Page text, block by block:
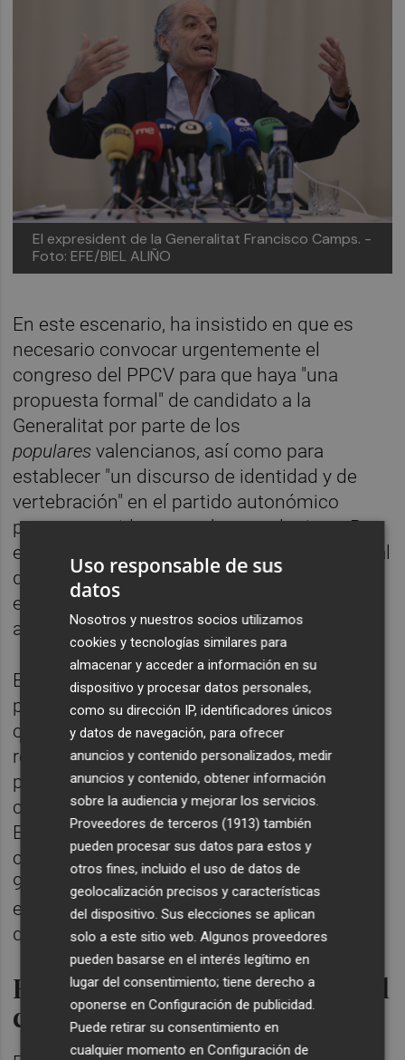
El expresident de la Generalitat Francisco Camps. -
Foto: EFE/BIEL ALIÑO
En este escenario, ha insistido en que es
necesario convocar urgentemente el
congreso del PPCV para que haya "una
propuesta formal" de candidato a la
Generalitat por parte de los
popularesvalencianos, así como para
establecer "un discurso de identidad y de
vertebración" en el partido autonómico
porque considera que ahora no lo tiene. Por
ello, Camps ha pedido a la dirección nacional
del partido que no deje "inerme, sin
estructura ni organización" al PP
autonómico.
El expresidente ha asegurado que está
preparado para la convocatoria de un
congreso y que ya ha logrado el suficiente
respaldo "con nombres y apellidos" como
para poder optar al 80% de los
compromisarios en un eventual congreso.
En este sentido, ha planteado que, si el
congreso acaba estando formado por unos
900 compromisarios, alrededor del 80% de
esta cifra podría cubrirse con candidatos
que apoyasen a Francisco Camps.
Reconoce que podría perder el
congreso
Uso responsable de sus
datos
Nosotros y nuestros socios utilizamos
cookies y tecnologías similares para
almacenar y acceder a información en su
dispositivo y procesar datos personales,
como su dirección IP, identificadores únicos
y datos de navegación, para ofrecer
anuncios y contenido personalizados, medir
anuncios y contenido, obtener información
sobre la audiencia y mejorar los servicios.
Proveedores de terceros (1913) también
pueden procesar sus datos para estos y
otros fines, incluido el uso de datos de
geolocalización precisos y características
del dispositivo. Sus elecciones se aplican
solo a este sitio web. Algunos proveedores
pueden basarse en el interés legítimo en
lugar del consentimiento; tiene derecho a
oponerse enConfiguración de publicidad
Puede retirar su consentimiento en
cualquier momento enConfiguración de